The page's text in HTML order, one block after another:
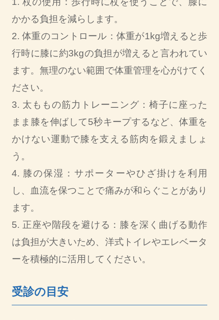
かかる負担を減らします。
2. 体重のコントロール：体重が1kg増えると歩
行時に膝に約3kgの負担が増えると言われてい
ます。無理のない範囲で体重管理を心がけてく
ださい。
3. 太ももの筋力トレーニング：椅子に座った
まま膝を伸ばして5秒キープするなど、体重を
かけない運動で膝を支える筋肉を鍛えましょ
う。
4. 膝の保湿：サポーターやひざ掛けを利用
し、血流を保つことで痛みが和らぐことがあり
ます。
5. 正座や階段を避ける：膝を深く曲げる動作
は負担が大きいため、洋式トイレやエレベータ
ーを積極的に活用してください。
受診の目安